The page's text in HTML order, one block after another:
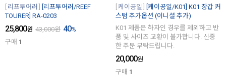
리프투어러
[리프투어러/REEF
TOURER] RA-0203
25,800원 43,000원 40%
구매 1
케이공일
[케이공일/K01] K01 장갑 커
스텀 추가옵션 (이니셜 추가)
K01 제품은 하자인 경우를 제외하고 반
품 및 사이즈 교환이 불가합니다. 신중
한 주문 부탁드립니다.
20,000원
구매 1